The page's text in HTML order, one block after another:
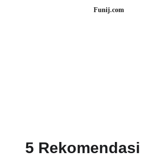
Funij.com
5 Rekomendasi